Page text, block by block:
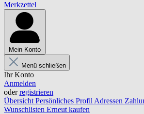
Merkzettel
Mein Konto
Menü schließen
Ihr Konto
Anmelden
oderregistrieren
Übersicht Persönliches Profil Adressen
Wunschlisten Erneut kaufen